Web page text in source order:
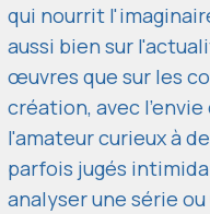
qui nourrit
aussi bien sur
œuvres que sur les
création, avec
l'amateur curieux à
parfois jugés
analyser une série ou